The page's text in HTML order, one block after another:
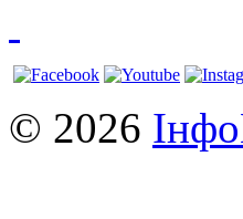
© 2026